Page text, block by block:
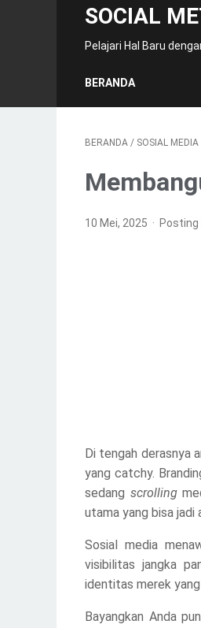
SOCIAL
Pelajari Hal Baru
BERANDA
BERANDA / SOSIAL MEDIA
10 Mei, 2025
Di tengah derasnya
yang catchy.
sedang scrolling
utama yang bisa jadi
Sosial media
visibilitas jangka
identitas merek
Bayangkan Anda